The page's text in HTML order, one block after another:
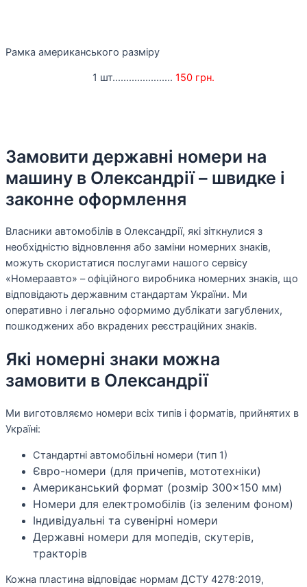
Рамка американського разміру
1 шт...................... 150 грн.
Замовити державні номери на
машину в Олександрії – швидке і
законне оформлення
Власники автомобілів в Олександрії, які зіткнулися з
необхідністю відновлення або заміни номерних знаків,
можуть скористатися послугами нашого сервісу
«Номераавто» – офіційного виробника номерних знаків, що
відповідають державним стандартам України. Ми
оперативно і легально оформимо дублікати загублених,
пошкоджених або вкрадених реєстраційних знаків.
Які номерні знаки можна
замовити в Олександрії
Ми виготовляємо номери всіх типів і форматів, прийнятих в
Україні:
Стандартні автомобільні номери (тип 1)
Євро-номери (для причепів, мототехніки)
Американський формат (розмір 300×150 мм)
Номери для електромобілів (із зеленим фоном)
Індивідуальні та сувенірні номери
Державні номери для мопедів, скутерів,
тракторів
Кожна пластина відповідає нормам ДСТУ 4278:2019,